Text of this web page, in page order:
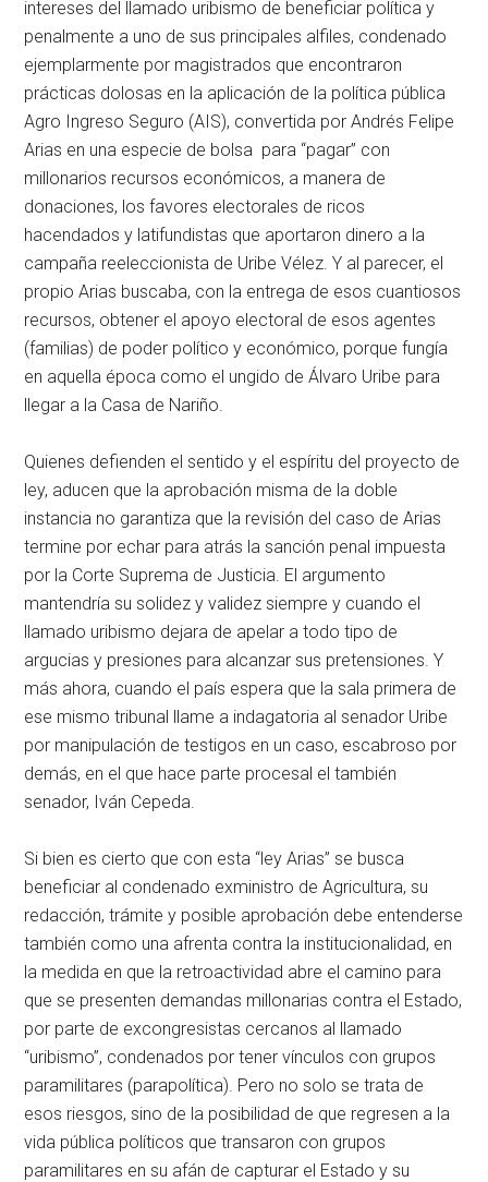
intereses del llamado uribismo de beneficiar política y
penalmente a uno de sus principales alfiles, condenado
ejemplarmente por magistrados que encontraron
prácticas dolosas en la aplicación de la política pública
Agro Ingreso Seguro (AIS), convertida por Andrés Felipe
Arias en una especie de bolsa para “pagar” con
millonarios recursos económicos, a manera de
donaciones, los favores electorales de ricos
hacendados y latifundistas que aportaron dinero a la
campaña reeleccionista de Uribe Vélez. Y al parecer, el
propio Arias buscaba, con la entrega de esos cuantiosos
recursos, obtener el apoyo electoral de esos agentes
(familias) de poder político y económico, porque fungía
en aquella época como el ungido de Álvaro Uribe para
llegar a la Casa de Nariño.
Quienes defienden el sentido y el espíritu del proyecto de
ley, aducen que la aprobación misma de la doble
instancia no garantiza que la revisión del caso de Arias
termine por echar para atrás la sanción penal impuesta
por la Corte Suprema de Justicia. El argumento
mantendría su solidez y validez siempre y cuando el
llamado uribismo dejara de apelar a todo tipo de
argucias y presiones para alcanzar sus pretensiones. Y
más ahora, cuando el país espera que la sala primera de
ese mismo tribunal llame a indagatoria al senador Uribe
por manipulación de testigos en un caso, escabroso por
demás, en el que hace parte procesal el también
senador, Iván Cepeda.
Si bien es cierto que con esta “ley Arias” se busca
beneficiar al condenado exministro de Agricultura, su
redacción, trámite y posible aprobación debe entenderse
también como una afrenta contra la institucionalidad, en
la medida en que la retroactividad abre el camino para
que se presenten demandas millonarias contra el Estado,
por parte de excongresistas cercanos al llamado
“uribismo”, condenados por tener vínculos con grupos
paramilitares (parapolítica). Pero no solo se trata de
esos riesgos, sino de la posibilidad de que regresen a la
vida pública políticos que transaron con grupos
paramilitares en su afán de capturar el Estado y su